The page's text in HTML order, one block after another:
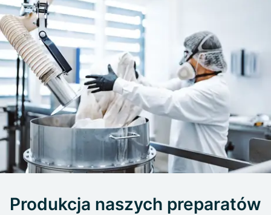
Produkcja naszych preparatów